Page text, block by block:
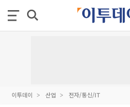
이투데이 산업 전자/통신/IT